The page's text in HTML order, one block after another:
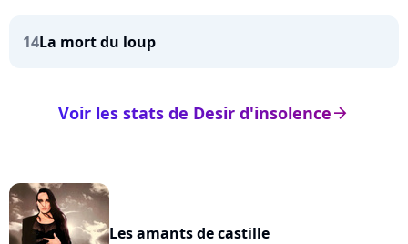
14La mort du loup
arrow_right
Voir les stats de Desir d'insolence
Les amants de castille